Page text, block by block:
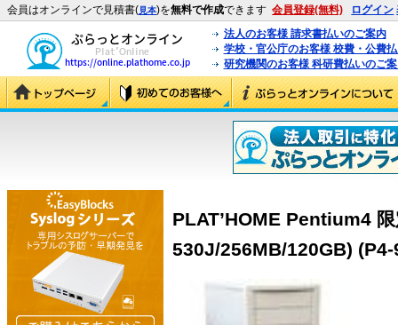
会員はオンラインで見積書(見本)を無料で作成できます 会員登録(無料) ログイン
法人のお客様 請求書払いのご案内
学校・官公庁のお客様 校費・公費
研究機関のお客様 科研費払いのご
PLAT’HOME Pentium4
530J/256MB/120GB)